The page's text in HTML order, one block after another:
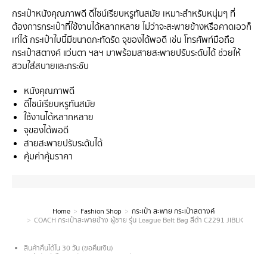
กระเป๋าหนังคุณภาพดี ดีไซน์เรียบหรูทันสมัย เหมาะสำหรับหนุ่มๆ ที่
ต้องการกระเป๋าที่ใช้งานได้หลากหลาย ไม่ว่าจะสะพายข้างหรือคาดเอวก็
เท่ได้ กระเป๋าใบนี้มีขนาดกะทัดรัด จุของได้พอดี เช่น โทรศัพท์มือถือ
กระเป๋าสตางค์ แว่นตา ฯลฯ มาพร้อมสายสะพายปรับระดับได้ ช่วยให้
สวมใส่สบายและกระชับ
หนังคุณภาพดี
ดีไซน์เรียบหรูทันสมัย
ใช้งานได้หลากหลาย
จุของได้พอดี
สายสะพายปรับระดับได้
คุ้มค่าคุ้มราคา
You are here:
Home Fashion Shop
กระเป๋า สะพาย กระเป๋าสตางค์
COACH กระเป๋าสะพายข้าง ผู้ชาย รุ่น League Belt Bag สีดำ C2291 JIBLK
สินค้าคืนได้ใน 30 วัน (ขอคืนเงิน)